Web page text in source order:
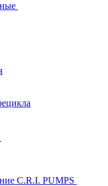
C.R.I. PUMPS